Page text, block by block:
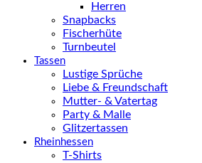
Herren
Snapbacks
Fischerhüte
Turnbeutel
Tassen
Lustige Sprüche
Liebe & Freundschaft
Mutter- & Vatertag
Party & Malle
Glitzertassen
Rheinhessen
T-Shirts